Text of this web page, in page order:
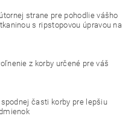
strane pre pohodlie vášho
s ripstopovou úpravou na
z korby určené pre váš
časti korby pre lepšiu